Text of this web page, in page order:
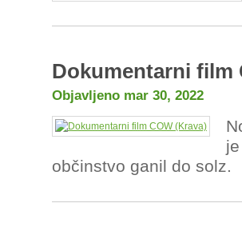
Dokumentarni film
Objavljeno mar 30, 2022
občinstvo ganil do solz.